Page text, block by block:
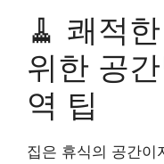
🧹 쾌적
위한 공
역 팁
집은 휴식의 공간이